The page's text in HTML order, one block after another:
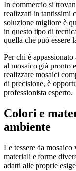
In commercio si
realizzati in tantissimi
soluzione migliore è
in questo tipo di
quella che può essere
Per chi è
al mosaico già pronto
realizzare mosaici
di precisione, è
professionista esperto.
Colori e
ambiente
Le tessere da mosaico
materiali e forme
adatti alle proprie